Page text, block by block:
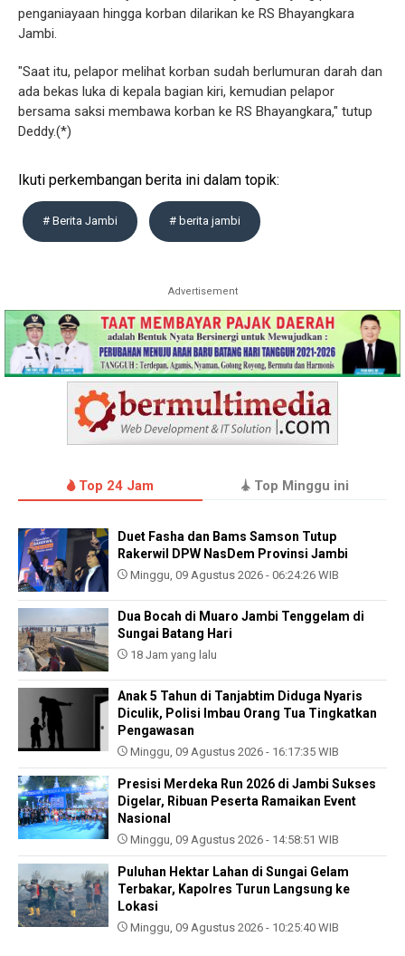
penganiayaan hingga korban dilarikan ke RS Bhayangkara
Jambi.
"Saat itu, pelapor melihat korban sudah berlumuran darah dan
ada bekas luka di kepala bagian kiri, kemudian pelapor
bersama saksi membawa korban ke RS Bhayangkara," tutup
Deddy.(*)
Ikuti perkembangan berita ini dalam topik:
# Berita Jambi # berita jambi
Advertisement
Top 24 Jam Top Minggu ini
Duet Fasha dan Bams Samson Tutup
Rakerwil DPW NasDem Provinsi Jambi
Minggu, 09 Agustus 2026 - 06:24:26 WIB
Dua Bocah di Muaro Jambi Tenggelam di
Sungai Batang Hari
18 Jam yang lalu
Anak 5 Tahun di Tanjabtim Diduga Nyaris
Diculik, Polisi Imbau Orang Tua Tingkatkan
Pengawasan
Minggu, 09 Agustus 2026 - 16:17:35 WIB
Presisi Merdeka Run 2026 di Jambi Sukses
Digelar, Ribuan Peserta Ramaikan Event
Nasional
Minggu, 09 Agustus 2026 - 14:58:51 WIB
Puluhan Hektar Lahan di Sungai Gelam
Terbakar, Kapolres Turun Langsung ke
Lokasi
Minggu, 09 Agustus 2026 - 10:25:40 WIB